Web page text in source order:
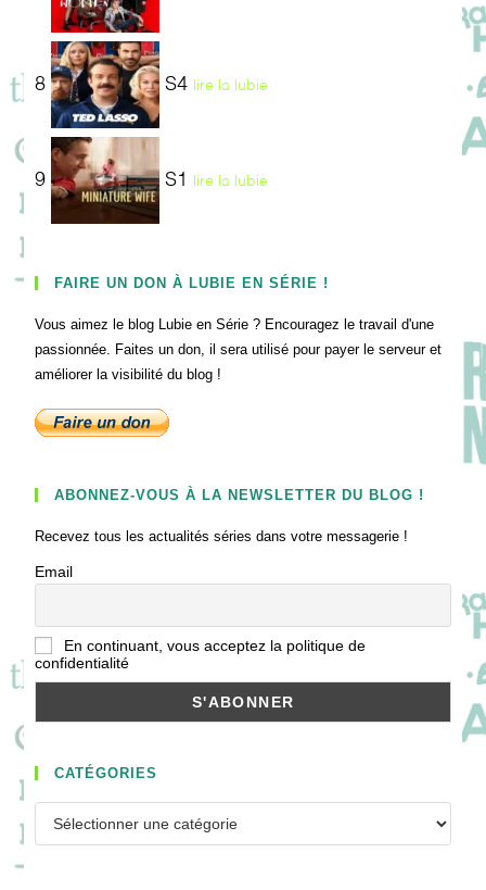
8 S4 lire la lubie
9 S1 lire la lubie
FAIRE UN DON À LUBIE EN SÉRIE !
Vous aimez le blog Lubie en Série ? Encouragez le travail d'une
passionnée. Faites un don, il sera utilisé pour payer le serveur et
améliorer la visibilité du blog !
ABONNEZ-VOUS À LA NEWSLETTER DU BLOG !
Recevez tous les actualités séries dans votre messagerie !
Email
En continuant, vous acceptez la politique de
confidentialité
CATÉGORIES
Catégories